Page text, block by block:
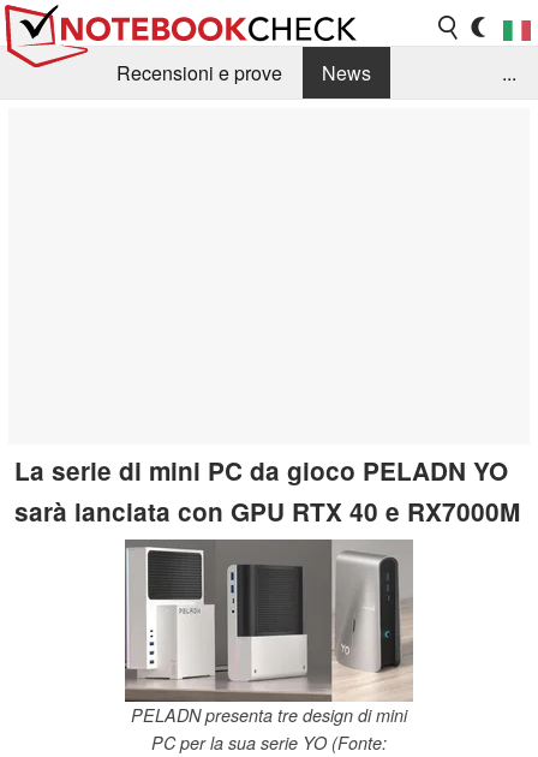
Recensioni e prove
News
...
La serie di mini PC da gioco PELADN YO
sarà lanciata con GPU RTX 40 e RX7000M
PELADN presenta tre design di mini
PC per la sua serie YO (Fonte: